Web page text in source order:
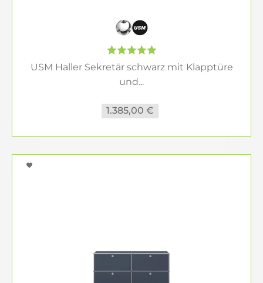
USM Haller Sekretär schwarz mit Klapptüre
und...
1.385,00 €